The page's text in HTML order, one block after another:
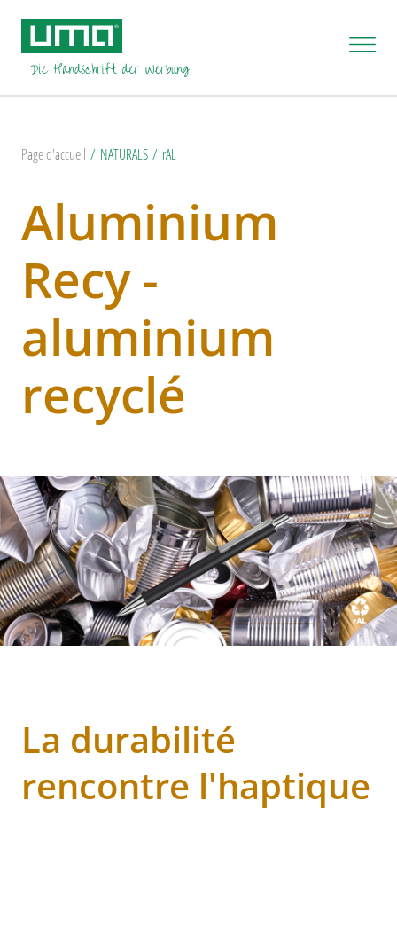
Page d'accueil NATURALS rAL
Aluminium
Recy -
aluminium
recyclé
La durabilité
rencontre l'haptique